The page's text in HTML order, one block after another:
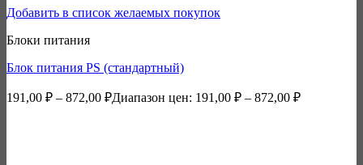
Добавить в список желаемых покупок
Блоки питания
Блок питания PS (стандартный)
191,00 ₽ – 872,00 ₽Диапазон цен: 191,00 ₽ – 872,00 ₽